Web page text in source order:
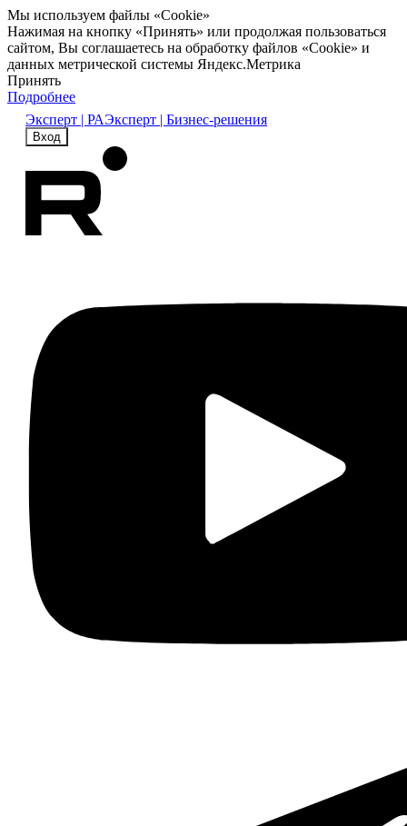
Мы используем файлы «Cookie»
Нажимая на кнопку «Принять» или продолжая пользоваться
сайтом, Вы соглашаетесь на обработку файлов «Cookie» и
данных метрической системы Яндекс.Метрика
Принять
Подробнее
Эксперт | РАЭксперт | Бизнес-решения
Вход